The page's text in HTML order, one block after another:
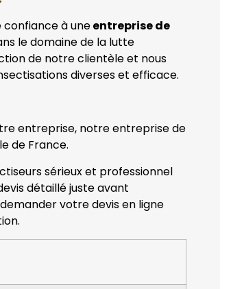
confiance à uneentreprise de
le domaine de la lutte
de notre clientèle et nous
diverses et efficace.
entreprise, notre entreprise de
de France.
sérieux et professionnel
détaillé juste avant
votre devis en ligne